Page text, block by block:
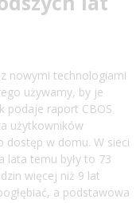
nowymi technologiami
używamy, by je
podaje raport CBOS
użytkowników
dostęp w domu. W sieci
lata temu były to 73
więcej niż 9 lat
a podstawowa